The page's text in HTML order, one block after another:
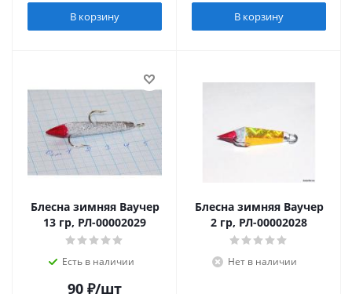
В корзину В корзину
Блесна зимняя Ваучер
13 гр, РЛ-00002029
Есть в наличии
90 ₽/шт
Блесна зимняя Ваучер
2 гр, РЛ-00002028
Нет в наличии